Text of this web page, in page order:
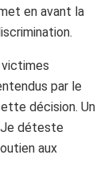
en avant la
victimes
par le
décision. Un
Je déteste
aux